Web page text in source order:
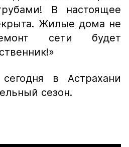
В настоящее
Жилые дома не
сети будет
в Астрахани
сезон.